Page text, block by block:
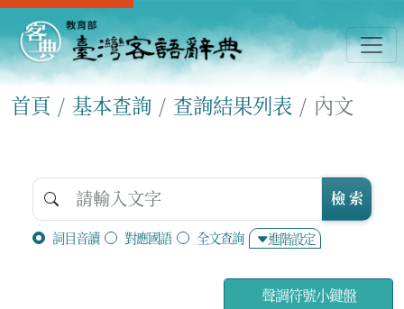
首頁 基本查詢 查詢結果列表 內文
詞目音讀 對應國語 全文查詢 進階設定
檢 索
聲調符號小鍵盤